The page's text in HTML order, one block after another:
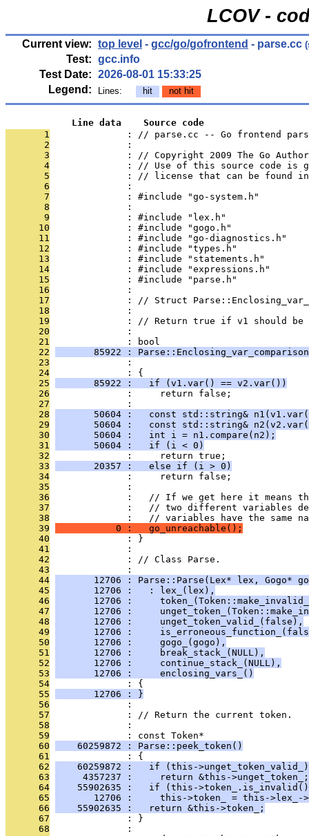
LCOV -
Current view: top level - gcc/go/gofrontend - parse.cc
Test: gcc.info
Test Date: 2026-08-01 15:33:25
Legend:
Lines: hit not hit
            Line data    Source code
       1
: // parse.cc -- Go frontend
       2
              :
       3
: // Copyright 2009 The Go
       4
: // Use of this source code is
       5
: // license that can be found
       6
              :
       7
              : #include "go-system.h"
       8
              :
       9
              : #include "lex.h"
      10
              : #include "gogo.h"
      11
              : #include "go-diagnostics.h"
      12
              : #include "types.h"
      13
              : #include "statements.h"
      14
              : #include "expressions.h"
      15
              : #include "parse.h"
      16
              :
      17
: // Struct
      18
              :
      19
: // Return true if v1 should
      20
              :
      21
              : bool
      22
85922 :
      23
:
      24
              : {
      25
       85922 :   if (v1.var() == v2.var())
      26
              :     return false;
      27
              :
      28
50604 :   const std::string&
      29
50604 :   const std::string&
      30
       50604 :   int i = n1.compare(n2);
      31
       50604 :   if (i < 0)
      32
              :     return true;
      33
       20357 :   else if (i > 0)
      34
              :     return false;
      35
              :
      36
:   // If we get here it means
      37
:   // two different variables
      38
:   // variables have the same
      39
           0 :   go_unreachable();
      40
              : }
      41
              :
      42
              : // Class Parse.
      43
              :
      44
12706 : Parse::Parse(Lex* lex, Gogo*
      45
       12706 :   : lex_(lex),
      46
12706 :
      47
12706 :
      48
       12706 :     unget_token_valid_(false),
      49
12706 :
      50
       12706 :     gogo_(gogo),
      51
       12706 :     break_stack_(NULL),
      52
       12706 :     continue_stack_(NULL),
      53
       12706 :     enclosing_vars_()
      54
              : {
      55
       12706 : }
      56
              :
      57
              : // Return the current token.
      58
              :
      59
              : const Token*
      60
    60259872 : Parse::peek_token()
      61
              : {
      62
    60259872 :   if (this->unget_token_valid_)
      63
     4357237 :     return &this->unget_token_;
      64
55902635 :   if (this-
      65
12706 :     this->token_ = this->lex_-
      66
    55902635 :   return &this->token_;
      67
              : }
      68
              :